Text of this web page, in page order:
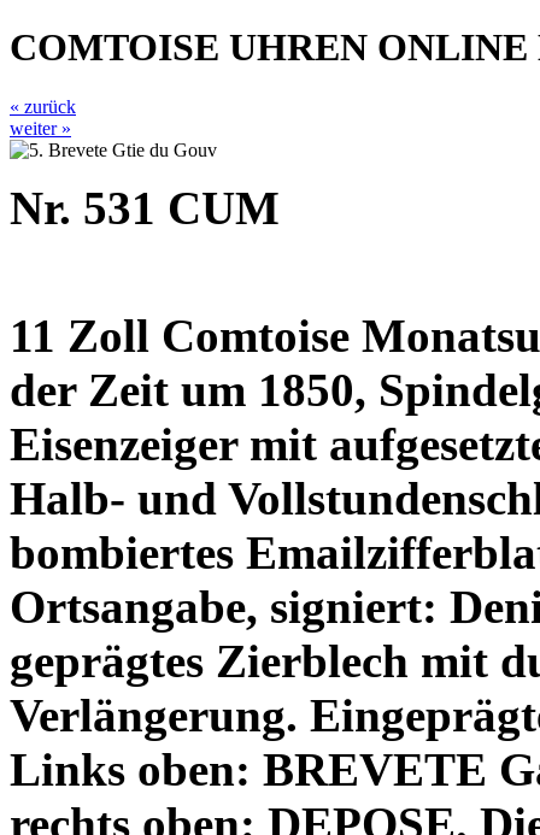
COMTOISE UHREN ONLINE
« zurück
weiter »
Nr. 531 CUM
11 Zoll Comtoise
der Zeit um 1850,
Eisenzeiger mit
Halb- und
bombiertes
Ortsangabe, signiert:
geprägtes Zierblech mit
Verlängerung.
Links oben: BREVETE
rechts oben: DEPOSE.